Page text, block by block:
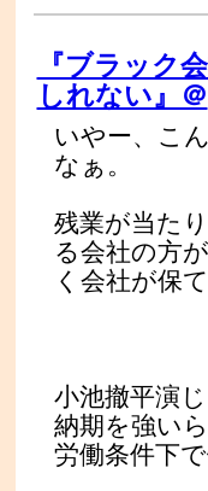
『ブラック
しれない』＠
いやー、こ
なぁ。
残業が当た
る会社の方
く会社が保
小池撤平演
納期を強い
労働条件下